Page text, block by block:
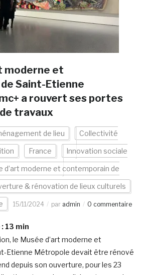
moderne et
Saint-Etienne
a rouvert ses portes
travaux
de lieu Collectivité
France Innovation sociale
d’art moderne et contemporain de
& rénovation de lieux culturels
15/11/2024 par admin 0 commentaire
13 min
le Musée d’art moderne et
Etienne Métropole devait être rénové
depuis son ouverture, pour les 23